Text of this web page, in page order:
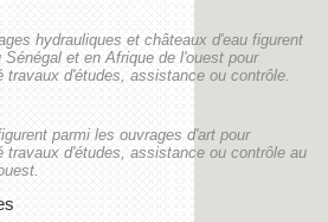
hydrauliques et châteaux d'eau figurent
et en Afrique de l'ouest pour
d'études, assistance ou contrôle.
parmi les ouvrages d'art pour
travaux d'études, assistance ou contrôle au